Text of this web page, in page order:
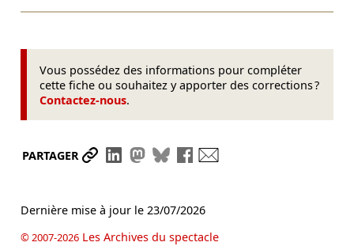
Vous possédez des informations pour compléter
cette fiche ou souhaitez y apporter des corrections ?
Contactez-nous.
PARTAGER Partager le lien
Partager sur LinkedIn
Partager sur Mastodon
Partager sur Bluesky
Partager sur Facebook
Dernière mise à jour le 23/07/2026
© 2007-2026Les Archives du spectacle